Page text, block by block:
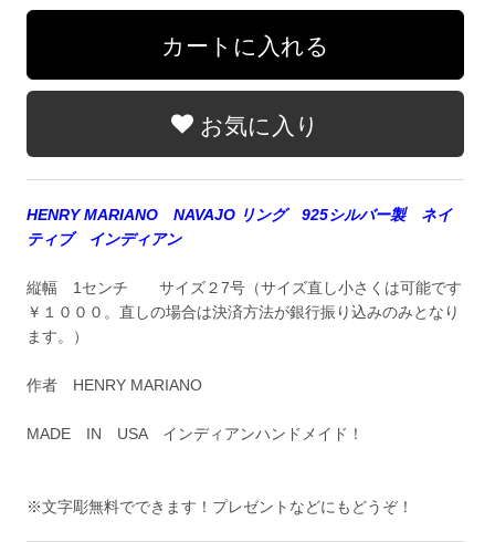
お気に入り
HENRY MARIANO NAVAJO リング 925シルバー製 ネイ
ティブ インディアン
縦幅 1センチ サイズ２7号（サイズ直し小さくは可能です
￥１０００。直しの場合は決済方法が銀行振り込みのみとなり
ます。）
作者 HENRY MARIANO
MADE IN USA インディアンハンドメイド！
※文字彫無料でできます！プレゼントなどにもどうぞ！